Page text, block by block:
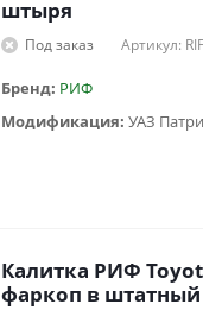
штыря
Под заказ Артикул:
Бренд: РИФ
Модификация: УАЗ
Калитка РИФ
фаркоп в